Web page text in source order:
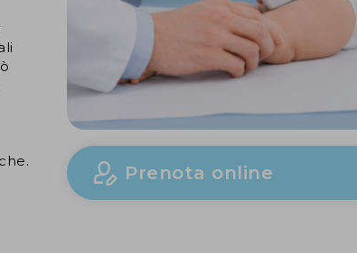
Prenota online